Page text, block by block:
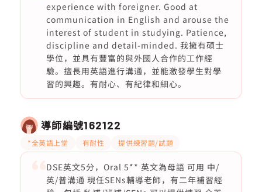
experience with foreigner. Good at
communication in English and arouse the
interest of student in studying. Patience,
discipline and detail-minded. 我擁有碩士
學位，並具有豐富的與外國人合作的工作經
驗。擅長用英語進行溝通，並能激發學生對學
習的興趣。有耐心、有紀律和細心。
導師編號162122
*全英語上堂 有耐性 提供練習題/試題
DSE英文5分，Oral 5** 英文為母語 可用 中/
英/普溝通 現任SENs輔導老師，有二年補習經